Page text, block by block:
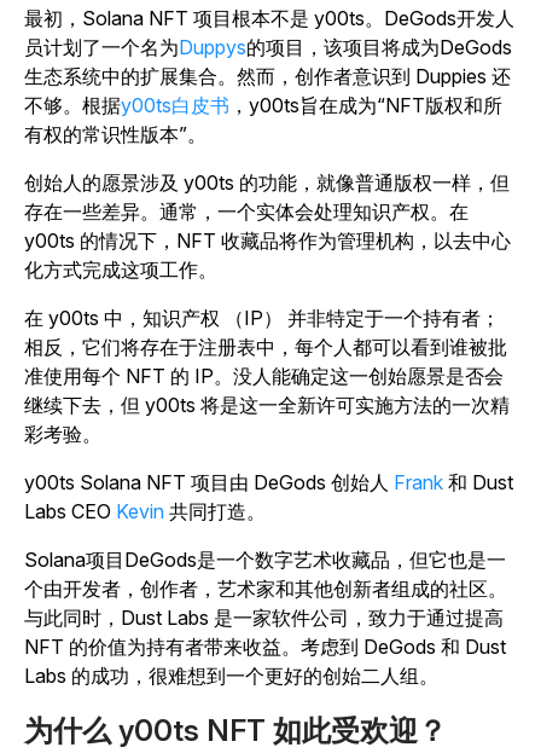
最初，Solana NFT 项目根本不是 y00ts。DeGods开发人
员计划了一个名为Duppys的项目，该项目将成为DeGods
生态系统中的扩展集合。然而，创作者意识到 Duppies 还
不够。根据y00ts白皮书 ，y00ts旨在成为“NFT版权和所
有权的常识性版本”。
创始人的愿景涉及 y00ts 的功能，就像普通版权一样，但
存在一些差异。通常，一个实体会处理知识产权。在
y00ts 的情况下，NFT 收藏品将作为管理机构，以去中心
化方式完成这项工作。
在 y00ts 中，知识产权 （IP） 并非特定于一个持有者；
相反，它们将存在于注册表中，每个人都可以看到谁被批
准使用每个 NFT 的 IP。没人能确定这一创始愿景是否会
继续下去，但 y00ts 将是这一全新许可实施方法的一次精
彩考验。
y00ts Solana NFT 项目由 DeGods 创始人 Frank 和 Dust
Labs CEO Kevin 共同打造。
Solana项目DeGods是一个数字艺术收藏品，但它也是一
个由开发者，创作者，艺术家和其他创新者组成的社区。
与此同时，Dust Labs 是一家软件公司，致力于通过提高
NFT 的价值为持有者带来收益。考虑到 DeGods 和 Dust
Labs 的成功，很难想到一个更好的创始二人组。
为什么 y00ts NFT 如此受欢迎？